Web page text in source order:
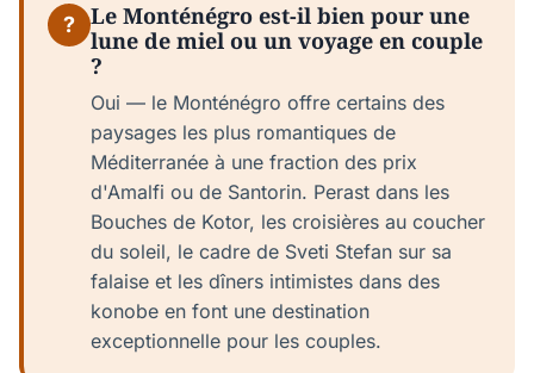
?
Le Monténégro est-il bien pour une
lune de miel ou un voyage en couple
?
Oui — le Monténégro offre certains des
paysages les plus romantiques de
Méditerranée à une fraction des prix
d'Amalfi ou de Santorin. Perast dans les
Bouches de Kotor, les croisières au coucher
du soleil, le cadre de Sveti Stefan sur sa
falaise et les dîners intimistes dans des
konobe en font une destination
exceptionnelle pour les couples.